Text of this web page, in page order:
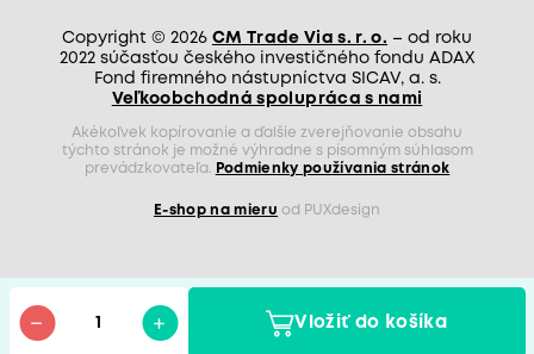
Vložiť do košíka
Copyright © 2026 CM Trade Via s. r. o. – od roku
2022 súčasťou českého investičného fondu ADAX
Fond firemného nástupníctva SICAV, a. s.
Veľkoobchodná spolupráca s nami
Akékoľvek kopírovanie a ďalšie zverejňovanie obsahu
týchto stránok je možné výhradne s písomným súhlasom
prevádzkovateľa.
Podmienky používania stránok
E-shop na mieru od PUXdesign